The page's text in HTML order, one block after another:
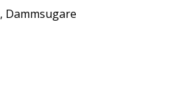
, Dammsugare